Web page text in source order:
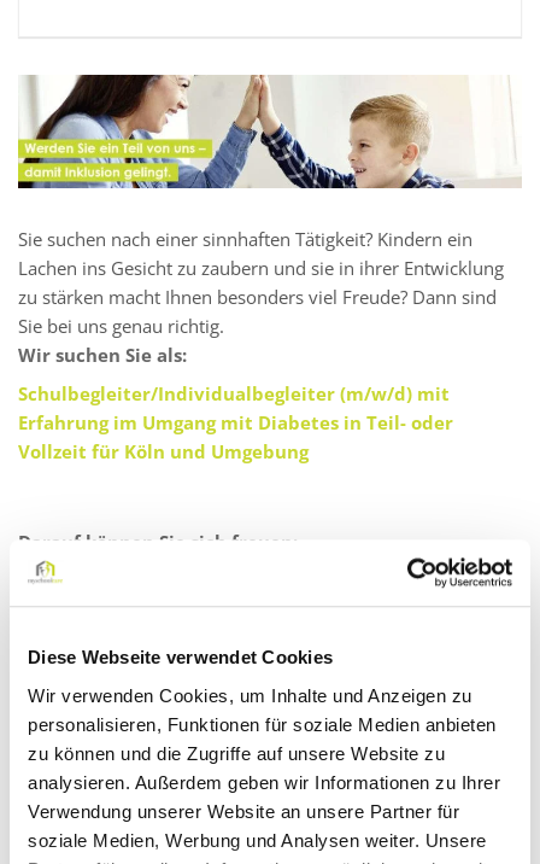
Diese Webseite verwendet Cookies
Wir verwenden Cookies, um Inhalte und Anzeigen zu
personalisieren, Funktionen für soziale Medien anbieten
zu können und die Zugriffe auf unsere Website zu
analysieren. Außerdem geben wir Informationen zu Ihrer
Verwendung unserer Website an unsere Partner für
soziale Medien, Werbung und Analysen weiter. Unsere
Sie suchen nach einer sinnhaften Tätigkeit? Kindern ein
Lachen ins Gesicht zu zaubern und sie in ihrer Entwicklung
zu stärken macht Ihnen besonders viel Freude? Dann sind
Sie bei uns genau richtig.
Wir suchen Sie als:
Schulbegleiter/Individualbegleiter (m/w/d) mit
Erfahrung im Umgang mit Diabetes in Teil- oder
Vollzeit für Köln und Umgebung
Darauf können Sie sich freuen:
Ein faires Vergütungsmodell: Zahlung eines Festgehalts
mit gleichbleibendem monatlichen Verdienst – auch in
Einen Arbeitsplatz in unmittelbarer Nähe (Regel-,
Förderschule oder Kita)
Sicherer Arbeitgeber – auch in Krisenzeiten!
Eine abwechslungsreiche und sinnstiftende Tätigkeit